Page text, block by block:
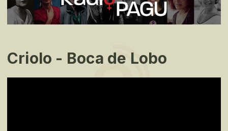
Criolo - Boca de Lobo